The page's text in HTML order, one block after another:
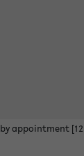
by appointment